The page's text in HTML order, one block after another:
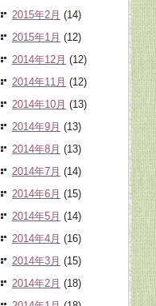
2015年2月 (14)
2015年1月 (12)
2014年12月 (12)
2014年11月 (12)
2014年10月 (13)
2014年9月 (13)
2014年8月 (13)
2014年7月 (14)
2014年6月 (15)
2014年5月 (14)
2014年4月 (16)
2014年3月 (15)
2014年2月 (18)